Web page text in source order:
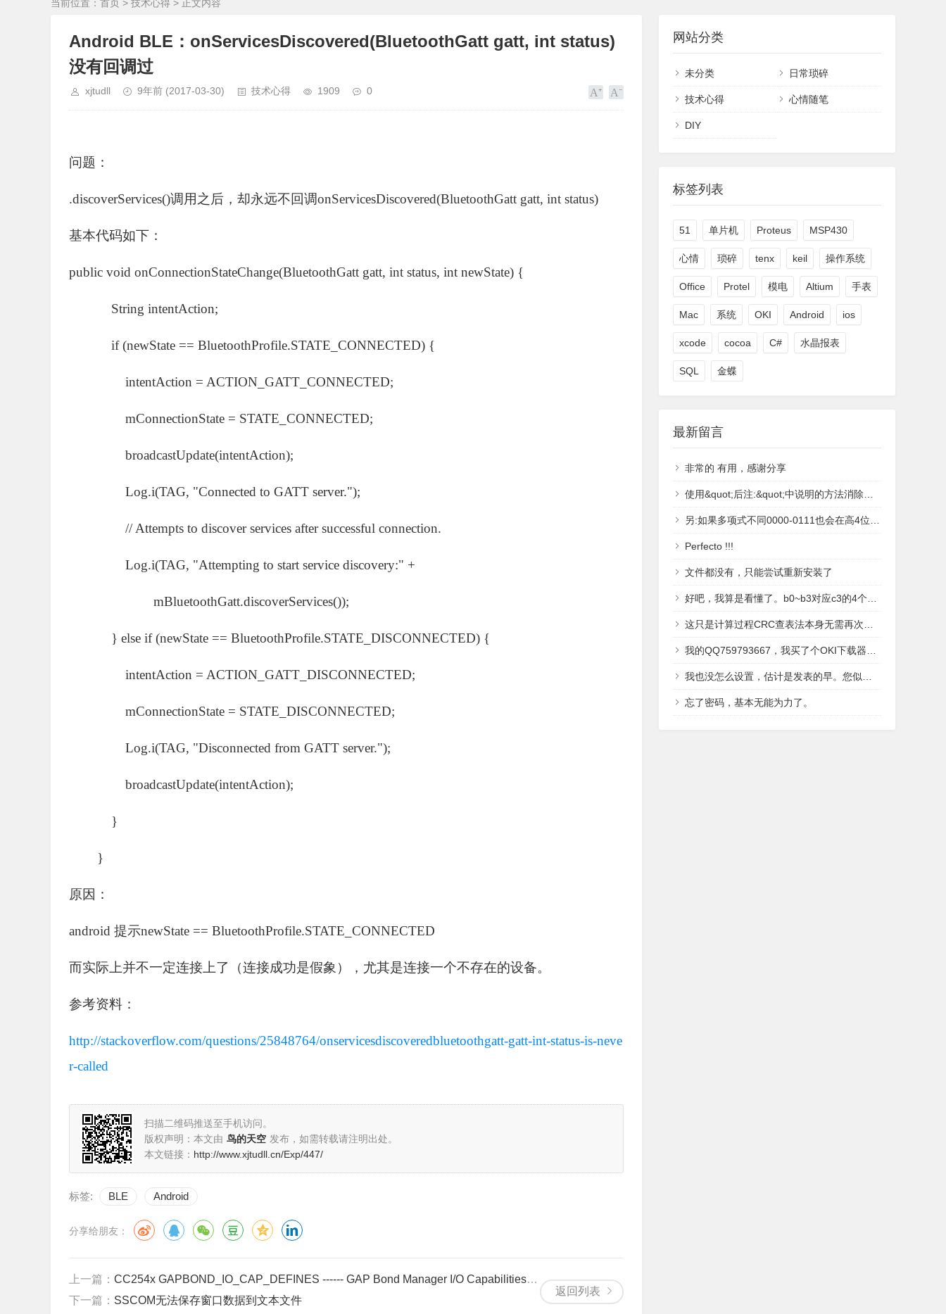
当前位置： 首页 > 技术心得 > 正文内容
Android BLE：onServicesDiscovered(BluetoothGatt gatt, int status)
没有回调过
xjtudll 9年前 (2017-03-30) 技术心得 1909 0
问题：
.discoverServices()调用之后，却永远不回调onServicesDiscovered(BluetoothGatt gatt, int status)
基本代码如下：
public void onConnectionStateChange(BluetoothGatt gatt, int status, int newState) {
String intentAction;
if (newState == BluetoothProfile.STATE_CONNECTED) {
intentAction = ACTION_GATT_CONNECTED;
mConnectionState = STATE_CONNECTED;
broadcastUpdate(intentAction);
Log.i(TAG, "Connected to GATT server.");
// Attempts to discover services after successful connection.
Log.i(TAG, "Attempting to start service discovery:" +
mBluetoothGatt.discoverServices());
} else if (newState == BluetoothProfile.STATE_DISCONNECTED) {
intentAction = ACTION_GATT_DISCONNECTED;
mConnectionState = STATE_DISCONNECTED;
Log.i(TAG, "Disconnected from GATT server.");
broadcastUpdate(intentAction);
}
}
原因：
android 提示newState == BluetoothProfile.STATE_CONNECTED
而实际上并不一定连接上了（连接成功是假象），尤其是连接一个不存在的设备。
参考资料：
http://stackoverflow.com/questions/25848764/onservicesdiscoveredbluetoothgatt-gatt-int-status-is-neve
r-called
扫描二维码推送至手机访问。
版权声明：本文由 鸟的天空 发布，如需转载请注明出处。
本文链接： http://www.xjtudll.cn/Exp/447/
标签: BLE Android
分享给朋友：
返回列表
上一篇： CC254x GAPBOND_IO_CAP_DEFINES ------ GAP Bond Manager I/O Capabilities的含义
下一篇： SSCOM无法保存窗口数据到文本文件
网站分类
未分类 日常琐碎
技术心得 心情随笔
DIY
标签列表
51 单片机 Proteus MSP430
心情 琐碎 tenx keil 操作系统
Office Protel 模电 Altium 手表
Mac 系统 OKI Android ios
xcode cocoa C# 水晶报表
SQL 金蝶
最新留言
非常的 有用，感谢分享
使用&quot;后注:&quot;中说明的方法消除了高4位产生的1.
另:如果多项式不同0000-0111也会在高4位中多产生1.
Perfecto !!!
文件都没有，只能尝试重新安装了
好吧，我算是看懂了。b0~b3对应c3的4个位置，当前位置为1时等于poly对应的偏移值，否则为0；比如c3=1001，b3=Poly &lt;&lt;3; b2=0; b1 = 0; b0 = Poly &lt;&lt; 0计算驱动表的时候，是c3左移4个位置作为测试护具，也就是c3=10010000，因此，驱动表的值为：c3^b3^b2^b1 = 10010000^10011000^0^0^10011 = 1000^10011=11011^10011=1000感谢博主的文章！
这只是计算过程CRC查表法本身无需再次判断，得表的过程已经判断完了。
我的QQ759793667，我买了个OKI下载器，送的光盘里面有2016年翻译好的，IDE,LCD,还有内核，用户手册讲解的中文资料。
我也没怎么设置，估计是发表的早。您似乎并没有留下QQ。OKI有中文资料？？据我了解，只有496有中文吧。
忘了密码，基本无能为力了。